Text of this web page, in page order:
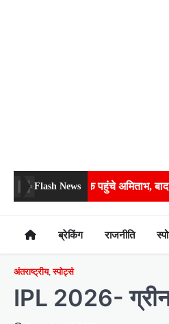
Flash News
बाद मे किया सत्याग्रह
ब्रेकिंग राजनीति
अंतराष्ट्रीय,स्पोर्ट्स
IPL 2026- ग्रीन